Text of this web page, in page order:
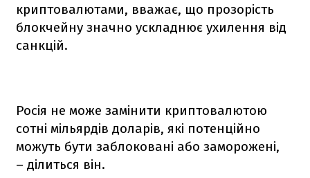
криптовалютами, вважає, що прозорість
блокчейну значно ускладнює ухилення від
санкцій.
Росія не може замінити криптовалютою
сотні мільярдів доларів, які потенційно
можуть бути заблоковані або заморожені,
– ділиться він.